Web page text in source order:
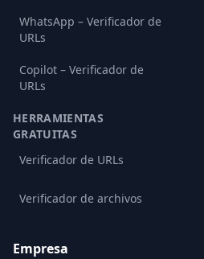
WhatsApp – Verificador de
URLs
Copilot – Verificador de
URLs
HERRAMIENTAS
GRATUITAS
Verificador de URLs
Verificador de archivos
Empresa